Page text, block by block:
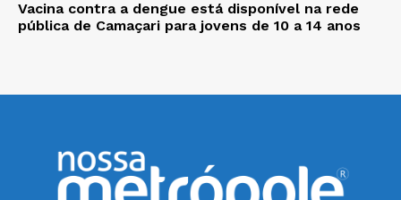
Vacina contra a dengue está disponível na rede
pública de Camaçari para jovens de 10 a 14 anos